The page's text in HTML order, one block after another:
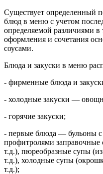
Существует определенный
блюд в меню с учетом
определяемой различиями
оформления и сочетания
соусами.
Блюда и закуски в меню
- фирменные блюда и
- холодные закуски —
- горячие закуски;
- первые блюда — бульоны
профитролями
т.д.), пюреобразные супы
т.д.), холодные супы
т.д.);